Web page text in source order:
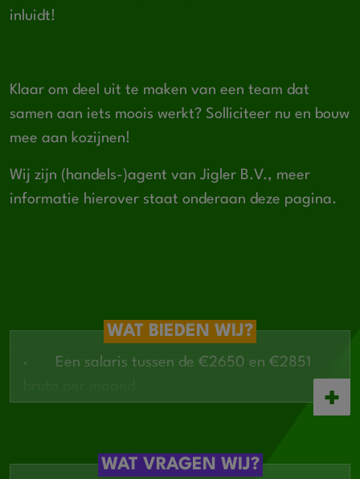
inluidt!
Klaar om deel uit te maken van een team dat
samen aan iets moois werkt? Solliciteer nu en bouw
mee aan kozijnen!
Wij zijn (handels-)agent van Jigler B.V., meer
informatie hierover staat onderaan deze pagina.
WAT BIEDEN WIJ?
·
Een salaris tussen de €2650 en €2851
· Leuke collega's!
WAT VRAGEN WIJ?